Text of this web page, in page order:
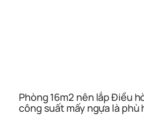
Phòng 16m2 nên lắp Điều
công suất mấy ngựa là phù